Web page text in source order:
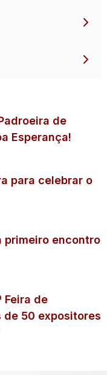
de
Esperança!
para celebrar o
primeiro encontro
Feira de
de 50 expositores